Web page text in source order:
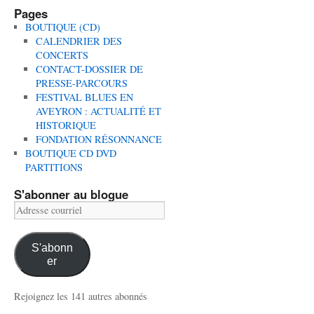
Pages
BOUTIQUE (CD)
CALENDRIER DES
CONCERTS
CONTACT-DOSSIER DE
PRESSE-PARCOURS
FESTIVAL BLUES EN
AVEYRON : ACTUALITÉ ET
HISTORIQUE
FONDATION RÉSONNANCE
BOUTIQUE CD DVD
PARTITIONS
S'abonner au blogue
Adresse
courriel
S'abonn
er
Rejoignez les 141 autres abonnés